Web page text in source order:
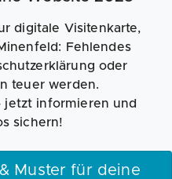
digitale Visitenkarte,
Fehlendes
oder
teuer werden.
jetzt informieren und
sichern!
Muster für deine